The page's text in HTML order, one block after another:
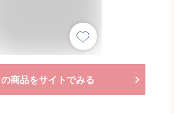
商品をサイトでみる